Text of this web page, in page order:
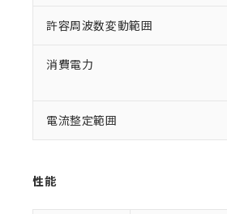
許容周波数変動範囲
消費電力
電流整定範囲
性能